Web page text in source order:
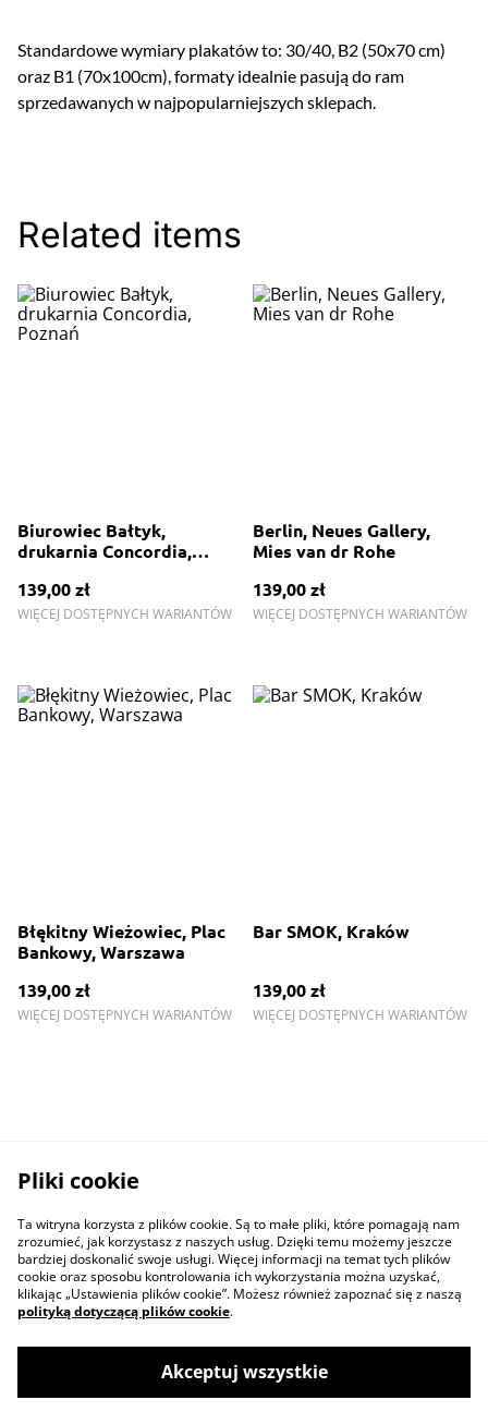
Standardowe wymiary plakatów to: 30/40, B2 (50x70 cm)
oraz B1 (70x100cm), formaty idealnie pasują do ram
sprzedawanych w najpopularniejszych sklepach.
Related items
Biurowiec Bałtyk,
drukarnia Concordia,
139,00 zł
WIĘCEJ DOSTĘPNYCH WARIANTÓW
Berlin, Neues Gallery,
Mies van dr Rohe
139,00 zł
WIĘCEJ DOSTĘPNYCH WARIANTÓW
Błękitny Wieżowiec, Plac
Bankowy, Warszawa
139,00 zł
WIĘCEJ DOSTĘPNYCH WARIANTÓW
Bar SMOK, Kraków
139,00 zł
WIĘCEJ DOSTĘPNYCH WARIANTÓW
Pliki cookie
Ta witryna korzysta z plików cookie. Są to małe pliki, które pomagają nam
zrozumieć, jak korzystasz z naszych usług. Dzięki temu możemy jeszcze
bardziej doskonalić swoje usługi. Więcej informacji na temat tych plików
cookie oraz sposobu kontrolowania ich wykorzystania można uzyskać,
klikając „Ustawienia plików cookie”. Możesz również zapoznać się z naszą
polityką dotyczącą plików cookie.
Akceptuj wszystkie